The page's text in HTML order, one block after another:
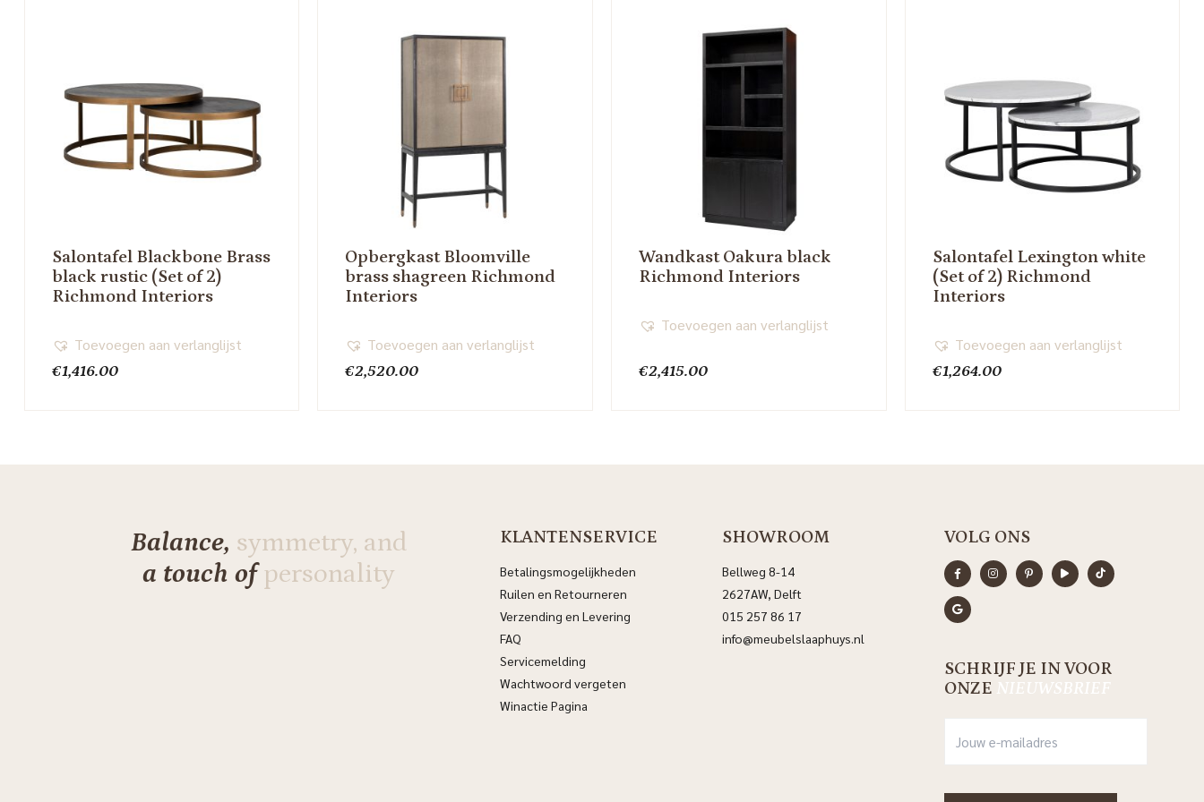
Salontafel Blackbone Brass
black rustic (Set of 2)
Richmond Interiors
€1,416.00
Toevoegen aan verlanglijst
Opbergkast Bloomville
brass shagreen Richmond
Interiors
€2,520.00
Toevoegen aan verlanglijst
Wandkast Oakura black
Richmond Interiors
€2,415.00
Toevoegen aan verlanglijst
Salontafel Lexington white
(Set of 2) Richmond
Interiors
€1,264.00
Toevoegen aan verlanglijst
Balance, symmetry, and
a touch ofpersonality
KLANTENSERVICE
Betalingsmogelijkheden
Ruilen en Retourneren
Verzending en Levering
FAQ
Servicemelding
Wachtwoord vergeten
Winactie Pagina
SHOWROOM
Bellweg 8-14
2627AW, Delft
015 257 86 17
info@meubelslaaphuys.nl
VOLG ONS
SCHRIJF JE IN VOOR
ONZE NIEUWSBRIEF